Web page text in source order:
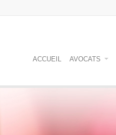
ACCUEIL AVOCATS